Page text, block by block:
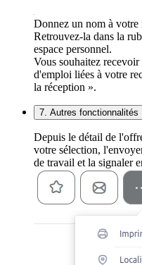
Donnez un nom à votre
Retrouvez-la dans la
espace personnel.
Vous souhaitez
d'emploi liées à votre
la réception ».
7. Autres fonctionnalités
Depuis le détail de
votre sélection,
de travail et la signaler